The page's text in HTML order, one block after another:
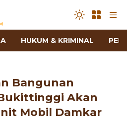
HUKUM & KRIMINAL
Bangunan
Akan
Mobil Damkar